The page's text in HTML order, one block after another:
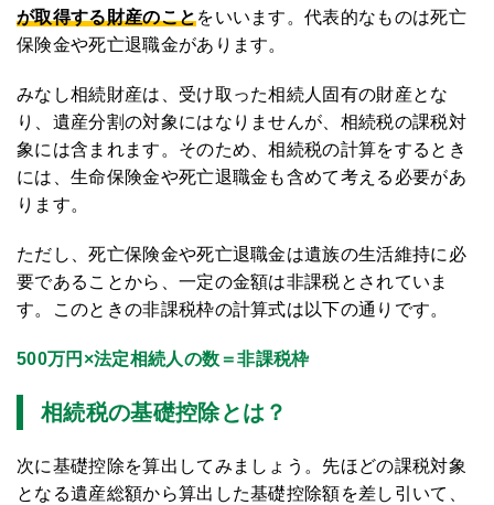
が取得する財産のことをいいます。代表的なものは死亡
保険金や死亡退職金があります。
みなし相続財産は、受け取った相続人固有の財産とな
り、遺産分割の対象にはなりませんが、相続税の課税対
象には含まれます。そのため、相続税の計算をするとき
には、生命保険金や死亡退職金も含めて考える必要があ
ります。
ただし、死亡保険金や死亡退職金は遺族の生活維持に必
要であることから、一定の金額は非課税とされていま
す。このときの非課税枠の計算式は以下の通りです。
500万円×法定相続人の数＝非課税枠
相続税の基礎控除とは？
次に基礎控除を算出してみましょう。先ほどの課税対象
となる遺産総額から算出した基礎控除額を差し引いて、